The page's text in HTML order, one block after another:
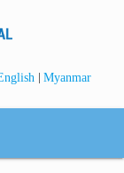
| Myanmar